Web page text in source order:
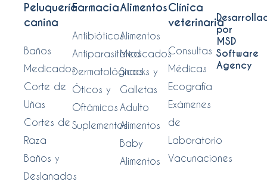
Peluquería
canina
Baños
Medicados
Corte de
Uñas
Cortes de
Raza
Baños y
Deslanados
Farmacia
Antibióticos
Antiparasitarios
Dermatológicos
Óticos y
Oftámicos
Suplementos
Alimentos
Alimentos
Medicados
Snacks y
Galletas
Adulto
Alimentos
Baby
Alimentos
Clínica
veterinaria
Consultas
Médicas
Ecografía
Exámenes
de
Laboratorio
Vacunaciones
por
MSD
Software
Agency